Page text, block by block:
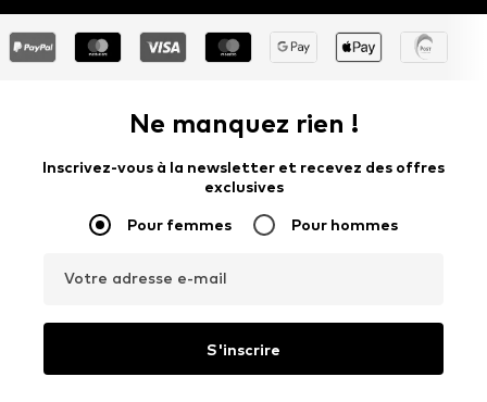
Ne manquez rien !
Inscrivez-vous à la newsletter et recevez des offres
exclusives
Pour femmes Pour hommes
Votre adresse e-mail
S'inscrire